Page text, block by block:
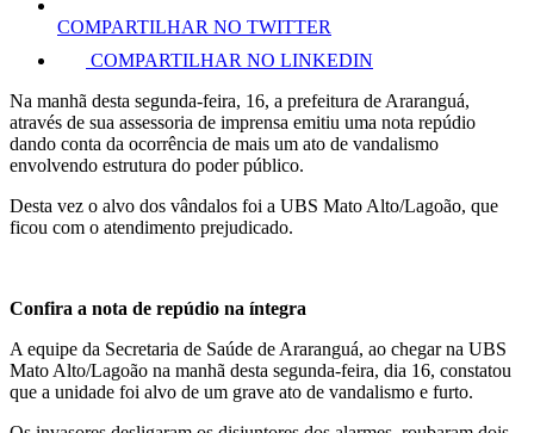
COMPARTILHAR NO TWITTER
COMPARTILHAR NO LINKEDIN
Na manhã desta segunda-feira, 16, a prefeitura de Araranguá,
através de sua assessoria de imprensa emitiu uma nota repúdio
dando conta da ocorrência de mais um ato de vandalismo
envolvendo estrutura do poder público.
Desta vez o alvo dos vândalos foi a UBS Mato Alto/Lagoão, que
ficou com o atendimento prejudicado.
Confira a nota de repúdio na íntegra
A equipe da Secretaria de Saúde de Araranguá, ao chegar na UBS
Mato Alto/Lagoão na manhã desta segunda-feira, dia 16, constatou
que a unidade foi alvo de um grave ato de vandalismo e furto.